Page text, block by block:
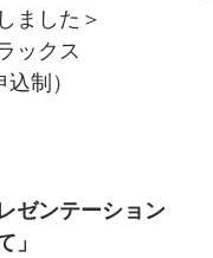
ました＞
ックス
制）
ゼンテーション
」